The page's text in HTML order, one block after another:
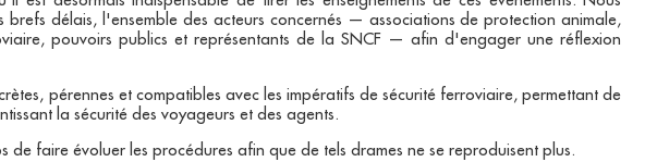
brefs délais, l'ensemble des acteurs concernés — associations de protection animale,
pouvoirs publics et représentants de la SNCF — afin d'engager une réflexion
pérennes et compatibles avec les impératifs de sécurité ferroviaire, permettant de
la sécurité des voyageurs et des agents.
de faire évoluer les procédures afin que de tels drames ne se reproduisent plus.